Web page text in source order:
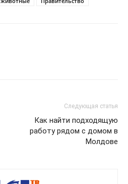
Следующая статья
Как найти подходящую
работу рядом с домом в
Молдове